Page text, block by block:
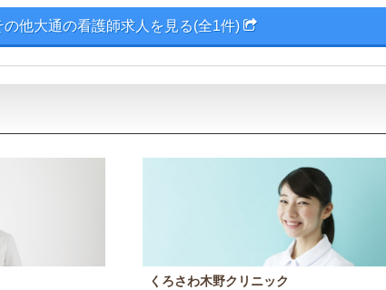
の他大通の看護師求人を見る(全1件)
くろさわ木野クリニック